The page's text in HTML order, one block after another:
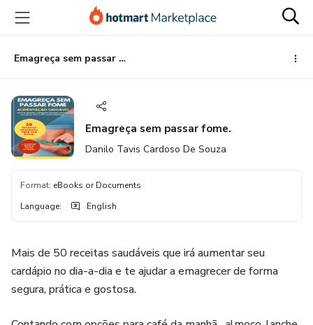
main
content
Emagreça sem passar fome.
Emagreça sem passar fome.
Danilo Tavis Cardoso De Souza
Format: eBooks or Documents
Language: English
Mais de 50 receitas saudáveis que irá aumentar seu
cardápio no dia-a-dia e te ajudar a emagrecer de forma
segura, prática e gostosa.